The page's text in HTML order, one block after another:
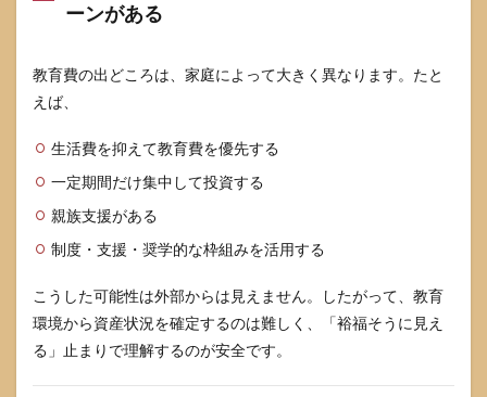
た情
ーンがある
教育費の出どころは、家庭によって大きく異なります。たと
えば、
生活費を抑えて教育費を優先する
一定期間だけ集中して投資する
親族支援がある
制度・支援・奨学的な枠組みを活用する
こうした可能性は外部からは見えません。したがって、教育
環境から資産状況を確定するのは難しく、「裕福そうに見え
る」止まりで理解するのが安全です。